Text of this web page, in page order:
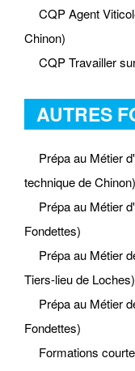
CQP Agent
Chinon)
CQP Travailler
AUTRES
Prépa au Métier
technique de Chinon)
Prépa au Métier
Fondettes)
Prépa au Métier
Tiers-lieu de Loches)
Prépa au Métier
Fondettes)
Formations